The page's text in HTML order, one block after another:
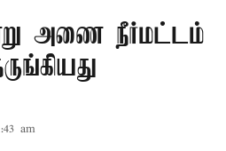
அணை நீர்மட்டம்
am